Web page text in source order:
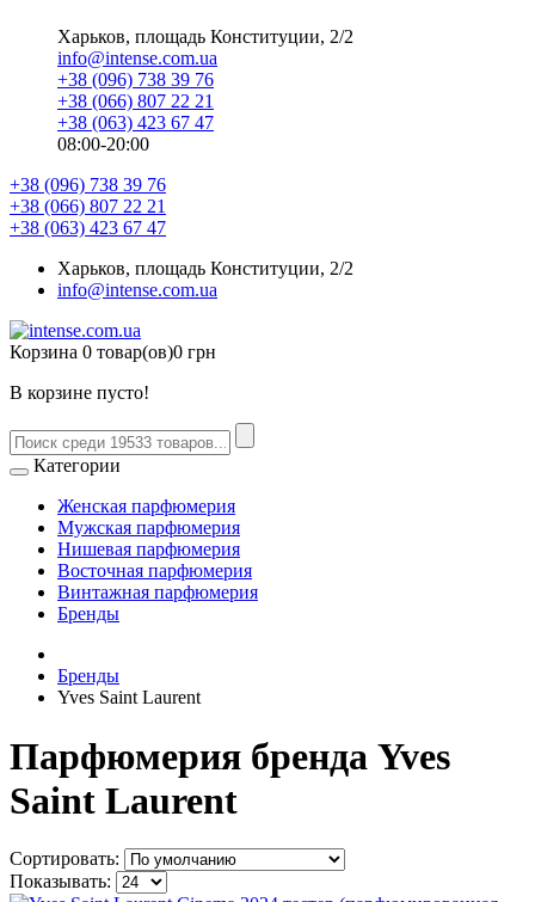
Харьков, площадь Конституции, 2/2
info@intense.com.ua
+38 (096) 738 39 76
+38 (066) 807 22 21
+38 (063) 423 67 47
08:00-20:00
+38 (096) 738 39 76
+38 (066) 807 22 21
+38 (063) 423 67 47
Харьков, площадь Конституции, 2/2
info@intense.com.ua
Корзина 0 товар(ов)0 грн
В корзине пусто!
Категории
Женская парфюмерия
Мужская парфюмерия
Нишевая парфюмерия
Восточная парфюмерия
Винтажная парфюмерия
Бренды
Бренды
Yves Saint Laurent
Парфюмерия бренда Yves
Saint Laurent
Сортировать:
Показывать: